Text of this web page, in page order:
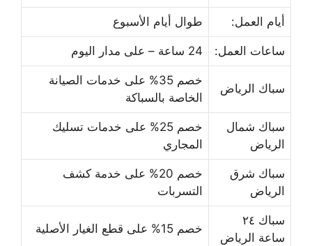
أيام العمل: طوال أيام الأسبوع
ساعات العمل: 24 ساعة – على مدار اليوم
سباك الرياض
خصم 35% على خدمات الصيانة
الخاصة بالسباكة
سباك شمال
الرياض
خصم 25% على خدمات تسليك
المجاري
سباك شرق
الرياض
خصم 20% على خدمة كشف
التسربات
سباك ٢٤
ساعة الرياض
خصم 15% على قطع الغيار الأصلية